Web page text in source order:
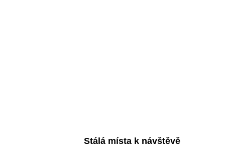
Stálá místa k návštěvě